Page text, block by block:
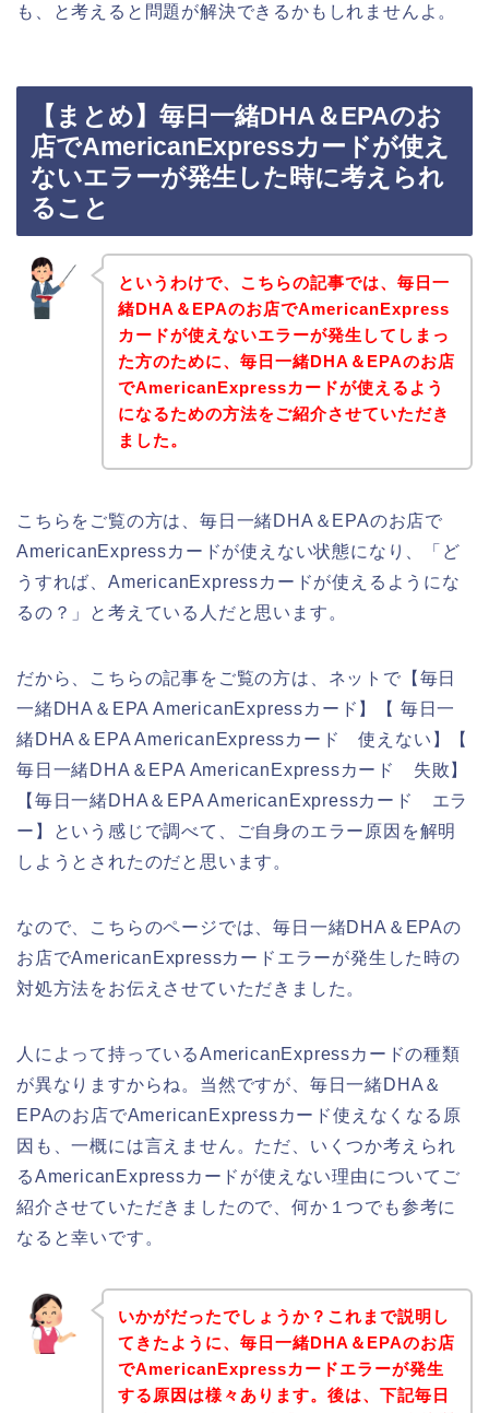
も、と考えると問題が解決できるかもしれませんよ。
【まとめ】毎日一緒DHA＆EPAのお
店でAmericanExpressカードが使え
ないエラーが発生した時に考えられ
ること
というわけで、こちらの記事では、毎日一
緒DHA＆EPAのお店でAmericanExpress
カードが使えないエラーが発生してしまっ
た方のために、毎日一緒DHA＆EPAのお店
でAmericanExpressカードが使えるよう
になるための方法をご紹介させていただき
ました。
こちらをご覧の方は、毎日一緒DHA＆EPAのお店で
AmericanExpressカードが使えない状態になり、「ど
うすれば、AmericanExpressカードが使えるようにな
るの？」と考えている人だと思います。
だから、こちらの記事をご覧の方は、ネットで【毎日
一緒DHA＆EPA AmericanExpressカード】【 毎日一
緒DHA＆EPA AmericanExpressカード 使えない】【
毎日一緒DHA＆EPA AmericanExpressカード 失敗】
【毎日一緒DHA＆EPA AmericanExpressカード エラ
ー】という感じで調べて、ご自身のエラー原因を解明
しようとされたのだと思います。
なので、こちらのページでは、毎日一緒DHA＆EPAの
お店でAmericanExpressカードエラーが発生した時の
対処方法をお伝えさせていただきました。
人によって持っているAmericanExpressカードの種類
が異なりますからね。当然ですが、毎日一緒DHA＆
EPAのお店でAmericanExpressカード使えなくなる原
因も、一概には言えません。ただ、いくつか考えられ
るAmericanExpressカードが使えない理由についてご
紹介させていただきましたので、何か１つでも参考に
なると幸いです。
いかがだったでしょうか？これまで説明し
てきたように、毎日一緒DHA＆EPAのお店
でAmericanExpressカードエラーが発生
する原因は様々あります。後は、下記毎日